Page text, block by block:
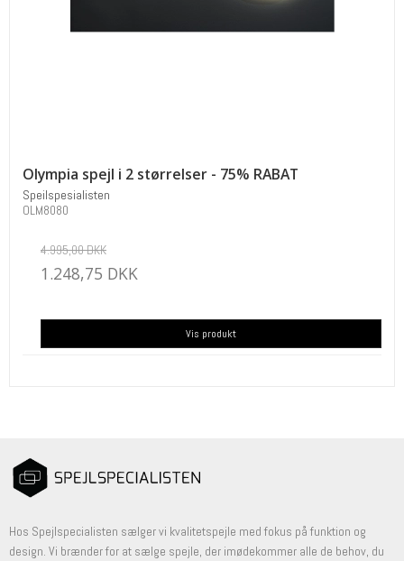
Olympia spejl i 2 størrelser - 75% RABAT
Speilspesialisten
OLM8080
4.995,00 DKK
1.248,75 DKK
Vis produkt
Hos Spejlspecialisten sælger vi kvalitetspejle med fokus på funktion og
design. Vi brænder for at sælge spejle, der imødekommer alle de behov, du